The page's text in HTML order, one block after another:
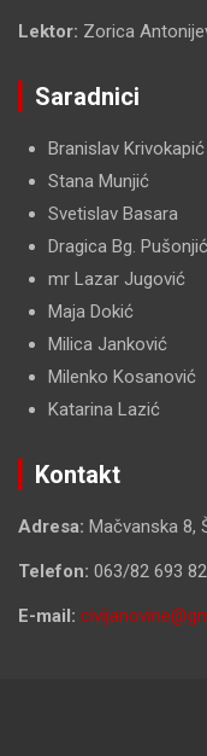
Lektor: Zorica
Saradnici
Branislav Krivokapić
Stana Munjić
Svetislav Basara
Dragica Bg. Pušonjić
mr Lazar Jugović
Maja Dokić
Milica Janković
Milenko Kosanović
Katarina Lazić
Kontakt
Adresa: Mačvanska 8,
Telefon: 063/82 693 82
E-mail: